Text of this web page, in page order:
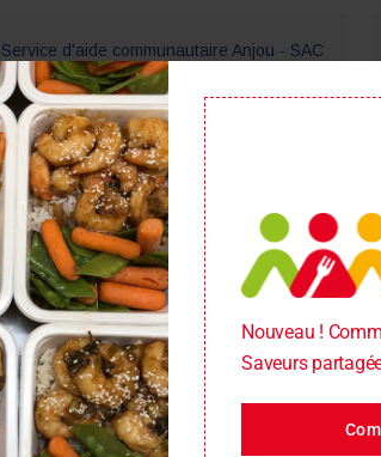
Service d'aide communautaire Anjou - SAC
Anjou
23 heures plus tôt
Nouveau !
Saveurs